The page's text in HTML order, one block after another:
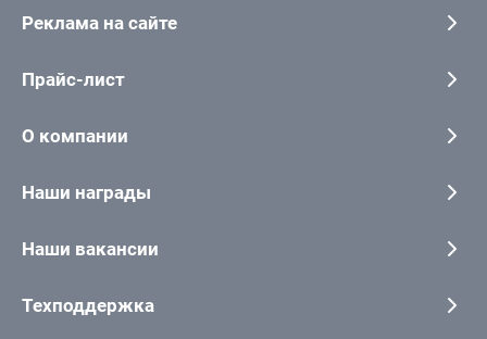
Реклама на сайте
Прайс-лист
О компании
Наши награды
Наши вакансии
Техподдержка